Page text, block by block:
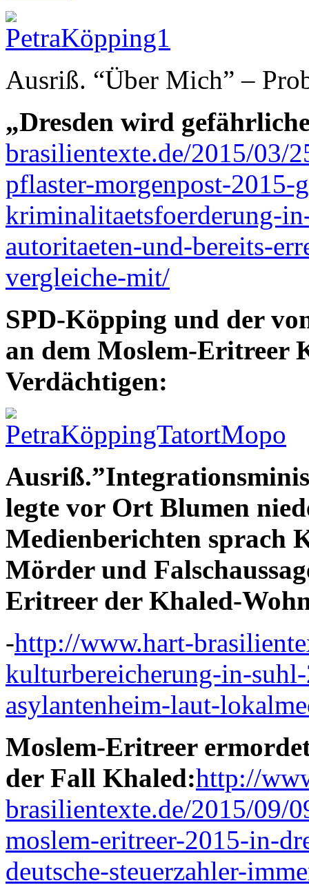
Ausriß. “Über Mich” –
„Dresden wird
brasilientexte.de/2015/03/
pflaster-morgenpost-2015-
kriminalitaetsfoerderung-
autoritaeten-und-bereits-
vergleiche-mit/
SPD-Köpping und der
an dem Moslem-Eritreer
Verdächtigen:
legte vor Ort Blumen
Medienberichten sprach
Mörder und
Eritreer der Khaled-
-http://www.hart-
kulturbereicherung-in-
asylantenheim-laut-
Moslem-Eritreer
der Fall Khaled:http://
brasilientexte.de/2015/09/
moslem-eritreer-2015-in-
deutsche-steuerzahler-